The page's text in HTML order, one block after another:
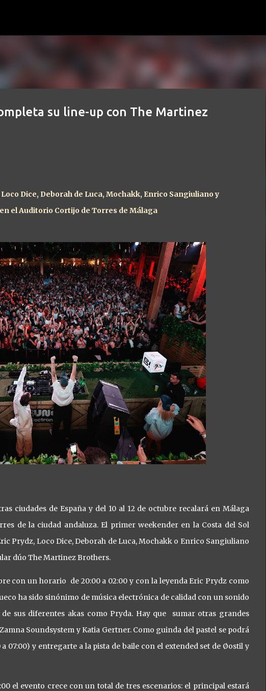
su line-up con The Martinez
Dice, Deborah de Luca, Mochakk, Enrico Sangiuliano y
el Auditorio Cortijo de Torres de Málaga
ciudades de España y del 10 al 12 de octubre recalará en Málaga
de la ciudad andaluza. El primer weekender en la Costa del Sol
Prydz, Loco Dice, Deborah de Luca, Mochakk o Enrico Sangiuliano
dúo The Martinez Brothers.
con un horario de 20:00 a 02:00 y con la leyenda Eric Prydz como
ha sido sinónimo de música electrónica de calidad con un sonido
sus diferentes akas como Pryda. Hay que sumar otras grandes
Soundsystem y Katia Gertner. Como guinda del pastel se podrá
07:00) y entregarte a la pista de baile con el extended set de Øostil y
el evento crece con un total de tres escenarios: el principal estará